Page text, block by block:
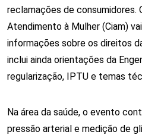
reclamações de consumidores.
Atendimento à Mulher (Ciam)
informações sobre os direitos
inclui ainda orientações da
regularização, IPTU e temas
Na área da saúde, o evento
pressão arterial e medição de